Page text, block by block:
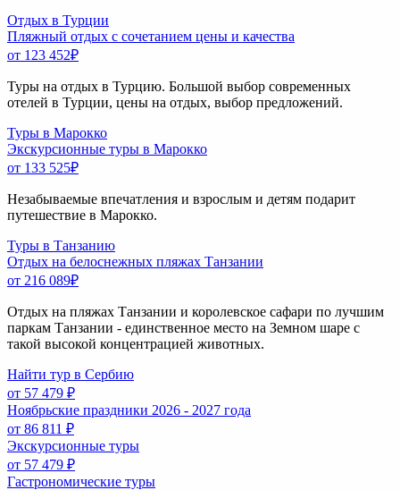
Отдых в Турции
Пляжный отдых с сочетанием цены и качества
от 123 452₽
Туры на отдых в Турцию. Большой выбор современных
отелей в Турции, цены на отдых, выбор предложений.
Туры в Марокко
Экскурсионные туры в Марокко
от 133 525₽
Незабываемые впечатления и взрослым и детям подарит
путешествие в Марокко.
Туры в Танзанию
Отдых на белоснежных пляжах Танзании
от 216 089₽
Отдых на пляжах Танзании и королевское сафари по лучшим
паркам Танзании - единственное место на Земном шаре с
такой высокой концентрацией животных.
Найти тур в Сербию
от 57 479 ₽
Ноябрьские праздники 2026 - 2027 года
от 86 811 ₽
Экскурсионные туры
от 57 479 ₽
Гастрономические туры